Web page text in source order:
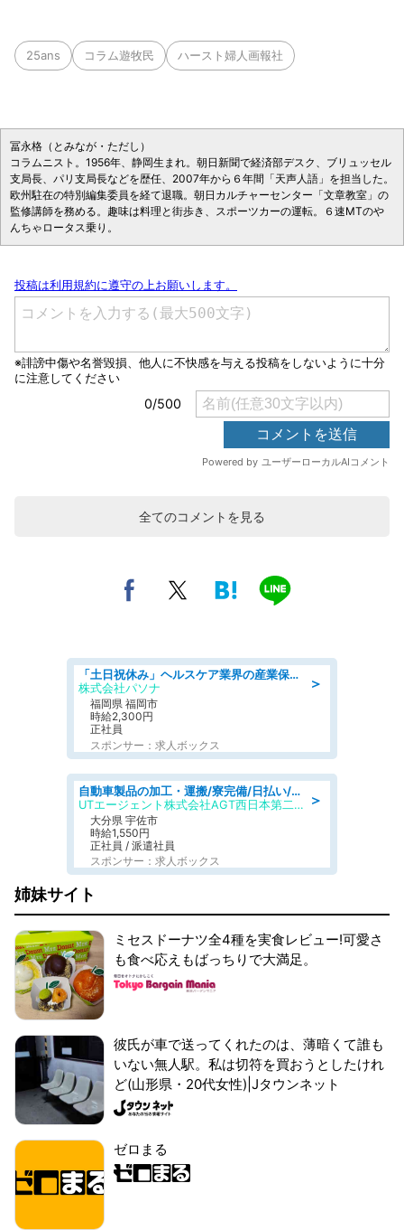
25ans コラム遊牧民 ハースト婦人画報社
冨永格（とみなが・ただし）
コラムニスト。1956年、静岡生まれ。朝日新聞で経済部デスク、ブリュッセル
支局長、パリ支局長などを歴任、2007年から６年間「天声人語」を担当した。
欧州駐在の特別編集委員を経て退職。朝日カルチャーセンター「文章教室」の
監修講師を務める。趣味は料理と街歩き、スポーツカーの運転。６速MTのや
んちゃロータス乗り。
全てのコメントを見る
＞
「土日祝休み」ヘルスケア業界の産業保健師/高時給/未経験OK/要資格:保健師、正看護師
株式会社パソナ
福岡県 福岡市
時給2,300円
正社員
スポンサー：求人ボックス
＞
自動車製品の加工・運搬/寮完備/日払い/工場・製造
UTエージェント株式会社AGT西日本第二CU
大分県 宇佐市
時給1,550円
正社員 / 派遣社員
スポンサー：求人ボックス
姉妹サイト
ミセスドーナツ全4種を実食レビュー!可愛さ
も食べ応えもばっちりで大満足。
彼氏が車で送ってくれたのは、薄暗くて誰も
いない無人駅。私は切符を買おうとしたけれ
ど(山形県・20代女性)|Jタウンネット
ゼロまる